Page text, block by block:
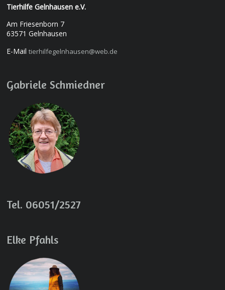
Tierhilfe Gelnhausen e.V.
Am Friesenborn 7
63571 Gelnhausen
E-Mailtierhilfegelnhausen@web.de
Gabriele Schmiedner
Tel. 06051/2527
Elke Pfahls